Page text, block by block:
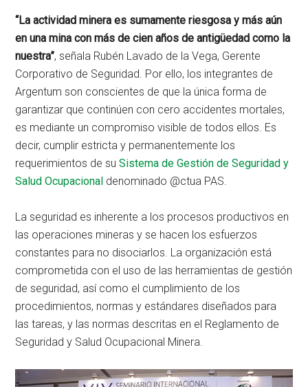
“La actividad minera es sumamente riesgosa y más aún
en una mina con más de cien años de antigüedad como la
nuestra”, señala Rubén Lavado de la Vega, Gerente
Corporativo de Seguridad. Por ello, los integrantes de
Argentum son conscientes de que la única forma de
garantizar que continúen con cero accidentes mortales,
es mediante un compromiso visible de todos ellos. Es
decir, cumplir estricta y permanentemente los
requerimientos de suSistema de Gestión de Seguridad y
Salud Ocupacional denominado @ctua PAS.
La seguridad es inherente a los procesos productivos en
las operaciones mineras y se hacen los esfuerzos
constantes para no disociarlos. La organización está
comprometida con el uso de las herramientas de gestión
de seguridad, así como el cumplimiento de los
procedimientos, normas y estándares diseñados para
las tareas, y las normas descritas en el Reglamento de
Seguridad y Salud Ocupacional Minera.